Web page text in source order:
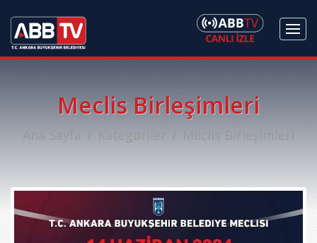
Meclis Birleşimleri
Ana Sayfa Kategoriler Meclis Birleşimleri